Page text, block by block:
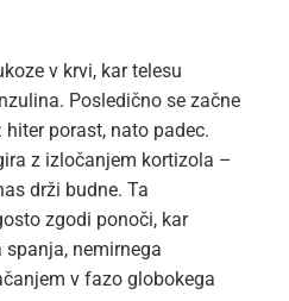
v krvi, kar telesu
Posledično se začne
porast, nato padec.
z izločanjem kortizola –
drži budne. Ta
zgodi ponoči, kar
spanja, nemirnega
v fazo globokega